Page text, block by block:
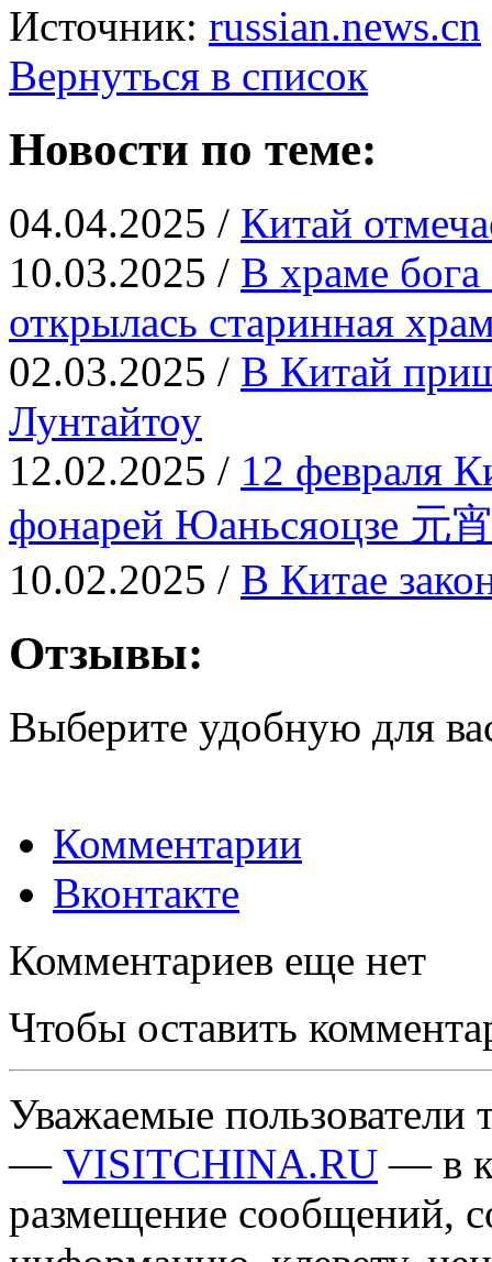
Источник: russian.news.cn
Вернуться в список
Новости по теме:
04.04.2025 / Китай
10.03.2025 / В храме
открылась старинная
02.03.2025 / В Китай
Лунтайтоу
12.02.2025 / 12 февраля
фонарей Юаньсяоцзе 元
10.02.2025 / В Китае
Отзывы:
Выберите удобную для
Комментарии
Вконтакте
Комментариев еще нет
Чтобы оставить
Уважаемые пользователи
— VISITCHINA.RU — в
размещение сообщений,